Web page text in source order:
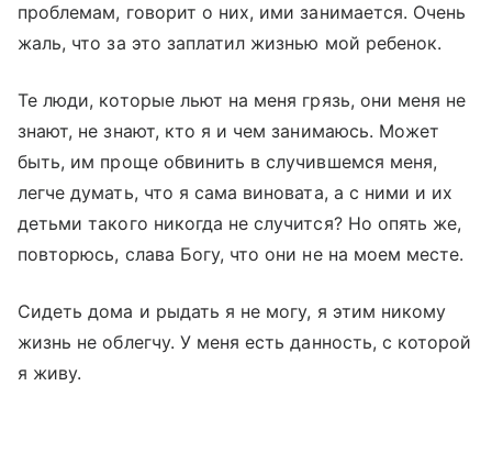
проблемам, говорит о них, ими занимается. Очень
жаль, что за это заплатил жизнью мой ребенок.
Те люди, которые льют на меня грязь, они меня не
знают, не знают, кто я и чем занимаюсь. Может
быть, им проще обвинить в случившемся меня,
легче думать, что я сама виновата, а с ними и их
детьми такого никогда не случится? Но опять же,
повторюсь, слава Богу, что они не на моем месте.
Сидеть дома и рыдать я не могу, я этим никому
жизнь не облегчу. У меня есть данность, с которой
я живу.